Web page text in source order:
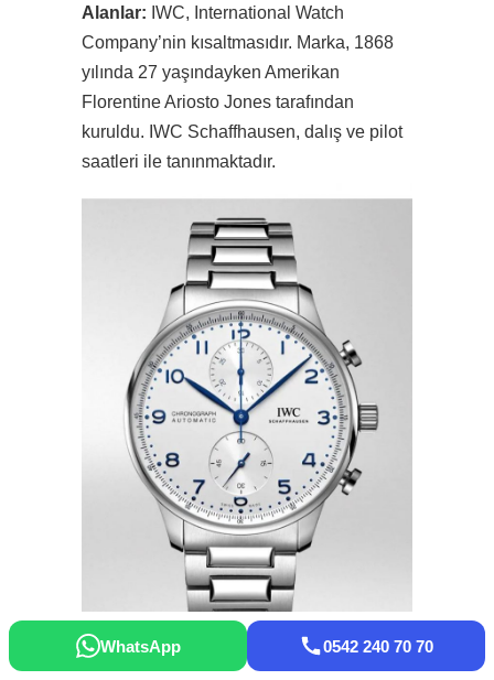
Alanlar: IWC, International Watch
Company’nin kısaltmasıdır. Marka, 1868
yılında 27 yaşındayken Amerikan
Florentine Ariosto Jones tarafından
kuruldu. IWC Schaffhausen, dalış ve pilot
saatleri ile tanınmaktadır.
WhatsApp 0542 240 70 70